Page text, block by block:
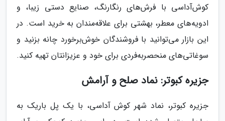
کوش‌آداسی با فرش‌های رنگارنگ، صنایع دستی زیبا، و
ادویه‌های معطر، بهشتی برای علاقه‌مندان به خرید است. در
این بازار می‌توانید با فروشندگان خوش‌برخورد چانه بزنید و
سوغاتی‌های منحصربه‌فردی برای خود و عزیزانتان تهیه کنید.
جزیره کبوتر: نماد صلح و آرامش
جزیره کبوتر، نماد شهر کوش آداسی، با یک پل باریک به